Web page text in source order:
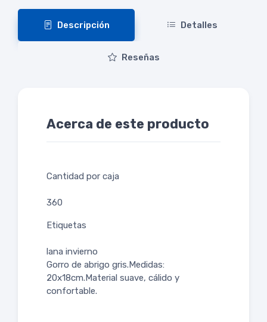
Descripción Detalles
Reseñas
Acerca de este producto
Cantidad por caja
360
Etiquetas
lana invierno
Gorro de abrigo gris.Medidas:
20x18cm.Material suave, cálido y
confortable.